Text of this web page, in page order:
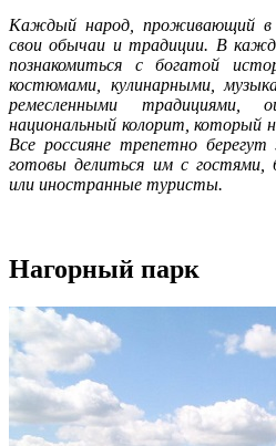
Каждый народ, проживающий в
свои обычаи и традиции. В
познакомиться с богатой
костюмами, кулинарными,
ремесленными традициями,
национальный колорит, который
Все россияне трепетно
готовы делиться им с гостями,
или иностранные туристы.
Нагорный парк